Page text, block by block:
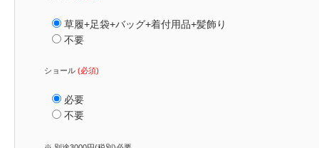
草履+足袋+バッグ+着付用品+髪飾り
不要
ショール (必須)
必要
不要